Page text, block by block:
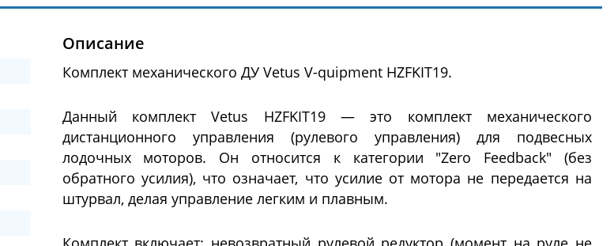
Описание
Комплект механического ДУ Vetus V-quipment HZFKIT19.
Данный комплект Vetus HZFKIT19 — это комплект механического
дистанционного управления (рулевого управления) для подвесных
лодочных моторов. Он относится к категории "Zero Feedback" (без
обратного усилия), что означает, что усилие от мотора не передается на
штурвал, делая управление легким и плавным.